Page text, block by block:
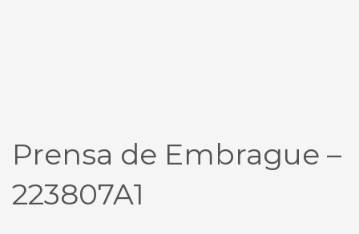
Prensa de Embrague –
223807A1